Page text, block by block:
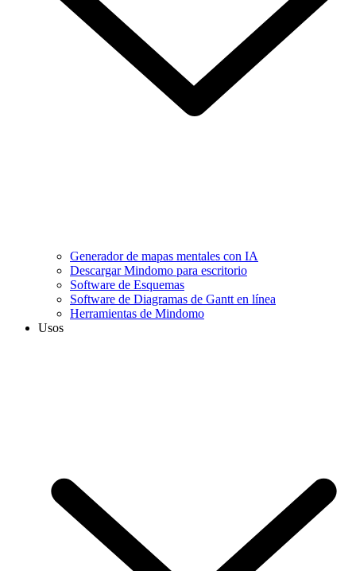
Generador de mapas mentales con IA
Descargar Mindomo para escritorio
Software de Esquemas
Software de Diagramas de Gantt en línea
Herramientas de Mindomo
Usos